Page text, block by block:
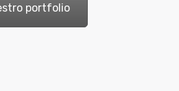
portfolio